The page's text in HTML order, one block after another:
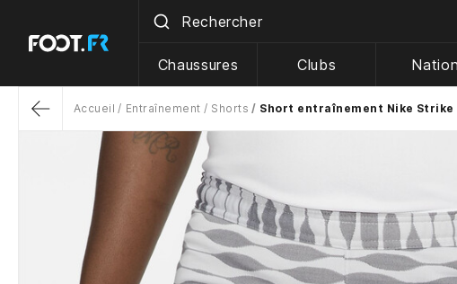
Chaussures Clubs Nation
Accueil Entraînement Shorts Short entraînement Nike Strike